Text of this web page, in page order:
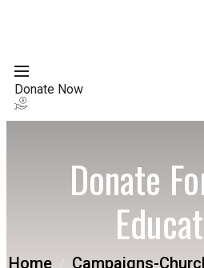
Donate Now
Donate
Home Campaigns-